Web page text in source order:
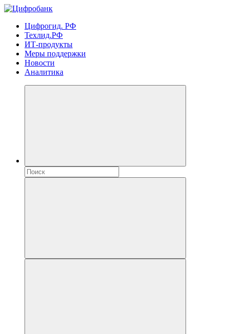
Цифрогид. РФ
Техлид.РФ
ИТ-продукты
Меры поддержки
Новости
Аналитика